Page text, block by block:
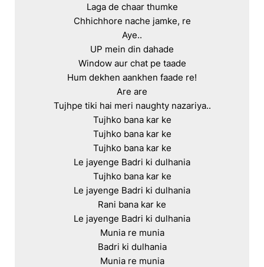
Laga de chaar thumke
Chhichhore nache jamke, re
Aye..
UP mein din dahade
Window aur chat pe taade
Hum dekhen aankhen faade re!
Are are
Tujhpe tiki hai meri naughty nazariya..
Tujhko bana kar ke
Tujhko bana kar ke
Tujhko bana kar ke
Le jayenge Badri ki dulhania
Tujhko bana kar ke
Le jayenge Badri ki dulhania
Rani bana kar ke
Le jayenge Badri ki dulhania
Munia re munia
Badri ki dulhania
Munia re munia